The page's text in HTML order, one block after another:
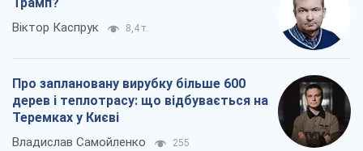
Віктор Каспрук 8,4 т.
Про заплановану вирубку більше 600
дерев і теплотрасу: що відбувається на
Теремках у Києві
Владислав Самойленко 255